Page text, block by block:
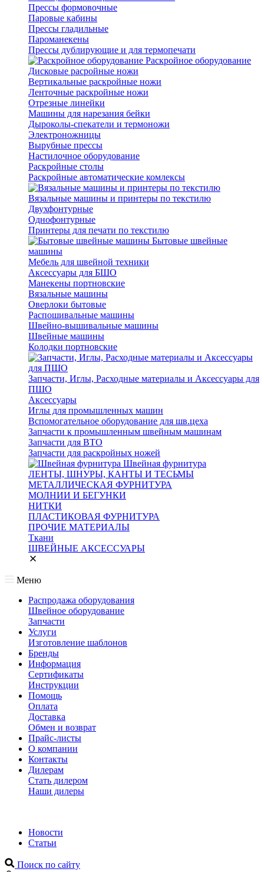
Прессы формовочные
Паровые кабины
Прессы гладильные
Пароманекены
Прессы дублирующие и для термопечати
Раскройное оборудование
Дисковые расройные ножи
Вертикальные раскройные ножи
Ленточные раскройные ножи
Отрезные линейки
Машины для нарезания бейки
Дыроколы-спекатели и термоножи
Электроножницы
Вырубные прессы
Настилочное оборудование
Раскройные столы
Раскройные автоматические комлексы
Вязальные машины и принтеры по текстилю
Двухфонтурные
Однофонтурные
Принтеры для печати по текстилю
Бытовые швейные
машины
Мебель для швейной техники
Аксессуары для БШО
Манекены портновские
Вязальные машины
Оверлоки бытовые
Распошивальные машины
Швейно-вышивальные машины
Швейные машины
Колодки портновские
Запчасти, Иглы, Расходные материалы и Аксессуары для
ПШО
Аксессуары
Иглы для промышленных машин
Вспомогательное оборудование для шв.цеха
Запчасти к промышленным швейным машинам
Запчасти для ВТО
Запчасти для раскройных ножей
Швейная фурнитура
ЛЕНТЫ, ШНУРЫ, КАНТЫ И ТЕСЬМЫ
МЕТАЛЛИЧЕСКАЯ ФУРНИТУРА
МОЛНИИ И БЕГУНКИ
НИТКИ
ПЛАСТИКОВАЯ ФУРНИТУРА
ПРОЧИЕ МАТЕРИАЛЫ
Ткани
ШВЕЙНЫЕ АКСЕССУАРЫ
Меню
Распродажа оборудования
Швейное оборудование
Запчасти
Услуги
Изготовление шаблонов
Бренды
Информация
Сертификаты
Инструкции
Помощь
Оплата
Доставка
Обмен и возврат
Прайс-листы
О компании
Контакты
Дилерам
Стать дилером
Наши дилеры
Новости
Статьи
Поиск по сайту